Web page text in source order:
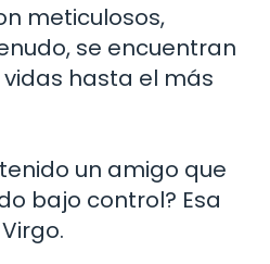
meticulosos,
se encuentran
hasta el más
un amigo que
bajo control? Esa